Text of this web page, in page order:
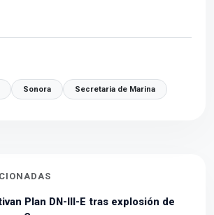
Sonora Secretaria de Marina
Plan DN-III-E tras explosión de